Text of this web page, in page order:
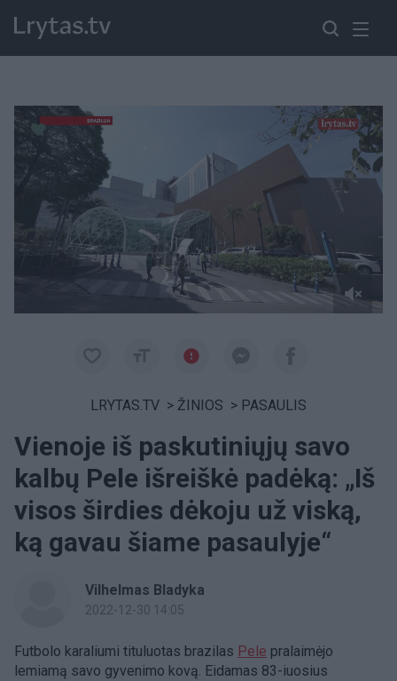
Paremkite Ukrainą
LRYTAS.TV > ŽINIOS > PASAULIS
Vienoje iš paskutiniųjų savo
kalbų Pele išreiškė padėką: „Iš
visos širdies dėkoju už viską,
ką gavau šiame pasaulyje“
Vilhelmas Bladyka
2022-12-30 14:05
Futbolo karaliumi tituluotas brazilas Pele pralaimėjo
lemiamą savo gyvenimo kovą. Eidamas 83-iuosius